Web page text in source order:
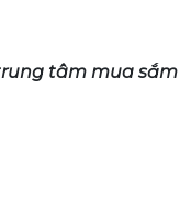
tâm mua sắm